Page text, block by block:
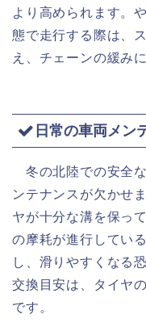
より高められます。
態で走行する際は、
え、チェーンの緩み
日常の車両メン
冬の北陸での安全
ンテナンスが欠かせ
ヤが十分な溝を保っ
の摩耗が進行してい
し、滑りやすくなる
交換目安は、タイヤ
です。